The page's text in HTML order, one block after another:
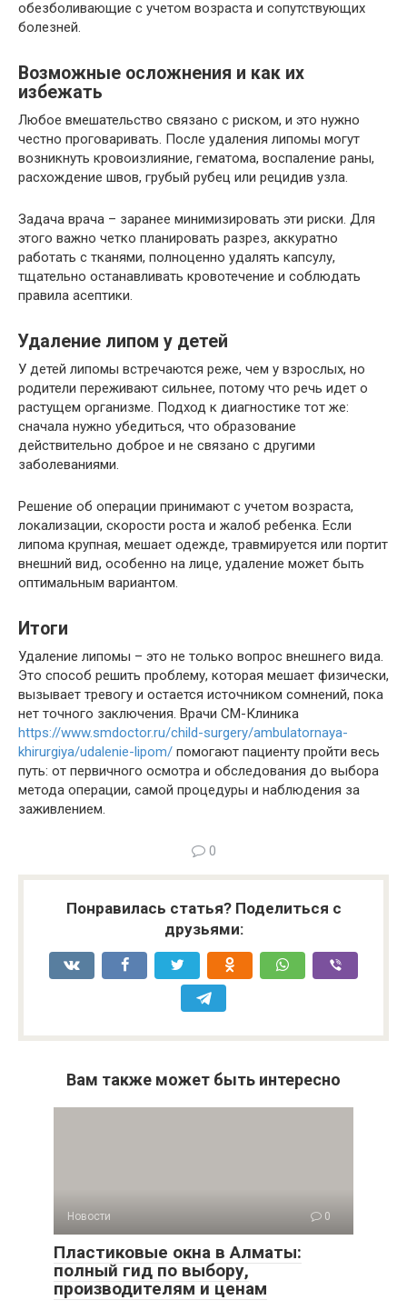
обезболивающие с учетом возраста и сопутствующих
болезней.
Возможные осложнения и как их
избежать
Любое вмешательство связано с риском, и это нужно
честно проговаривать. После удаления липомы могут
возникнуть кровоизлияние, гематома, воспаление раны,
расхождение швов, грубый рубец или рецидив узла.
Задача врача – заранее минимизировать эти риски. Для
этого важно четко планировать разрез, аккуратно
работать с тканями, полноценно удалять капсулу,
тщательно останавливать кровотечение и соблюдать
правила асептики.
Удаление липом у детей
У детей липомы встречаются реже, чем у взрослых, но
родители переживают сильнее, потому что речь идет о
растущем организме. Подход к диагностике тот же:
сначала нужно убедиться, что образование
действительно доброе и не связано с другими
заболеваниями.
Решение об операции принимают с учетом возраста,
локализации, скорости роста и жалоб ребенка. Если
липома крупная, мешает одежде, травмируется или портит
внешний вид, особенно на лице, удаление может быть
оптимальным вариантом.
Итоги
Удаление липомы – это не только вопрос внешнего вида.
Это способ решить проблему, которая мешает физически,
вызывает тревогу и остается источником сомнений, пока
нет точного заключения. Врачи СМ-Клиника
https://www.smdoctor.ru/child-surgery/ambulatornaya-
khirurgiya/udalenie-lipom/ помогают пациенту пройти весь
путь: от первичного осмотра и обследования до выбора
метода операции, самой процедуры и наблюдения за
заживлением.
0
Понравилась статья? Поделиться с
друзьями:
Вам также может быть интересно
Новости 0
Пластиковые окна в Алматы:
полный гид по выбору,
производителям и ценам